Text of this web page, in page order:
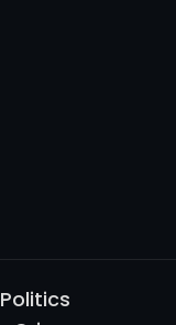
Politics